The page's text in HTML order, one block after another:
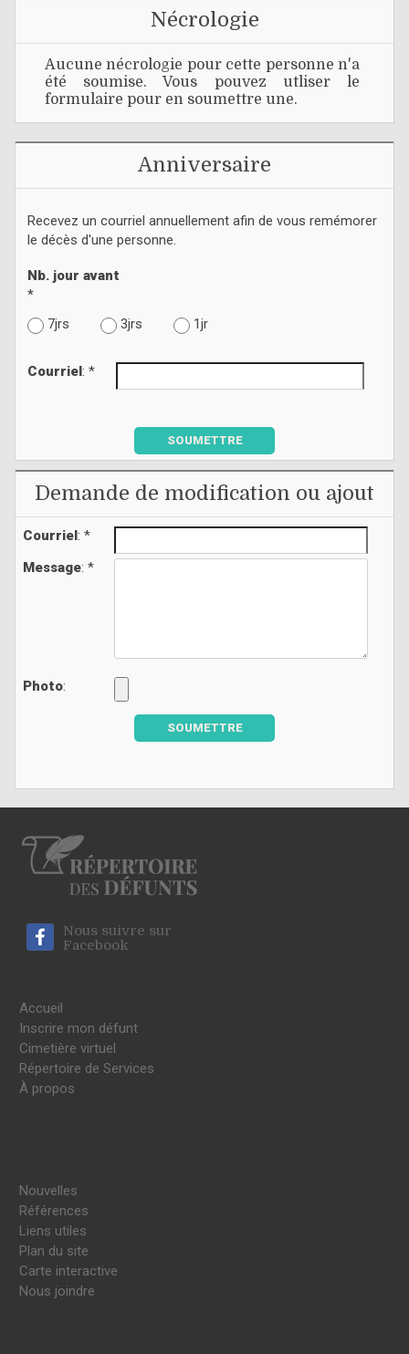
Nécrologie
Aucune nécrologie pour cette personne n'a
été soumise. Vous pouvez utliser le
formulaire pour en soumettre une.
Anniversaire
Recevez un courriel annuellement afin de vous remémorer
le décès d'une personne.
Nb. jour avant
*
7jrs
3jrs 1jr
Courriel : *
SOUMETTRE
Demande de modification ou ajout
Courriel: *
Message: *
Photo:
SOUMETTRE
Nous suivre sur
Facebook
Accueil
Inscrire mon défunt
Cimetière virtuel
Répertoire de Services
À propos
Nouvelles
Références
Liens utiles
Plan du site
Carte interactive
Nous joindre